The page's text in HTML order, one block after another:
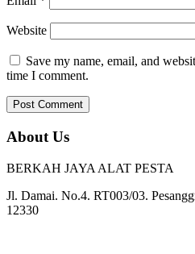
Website
Save my name, email, and
time I comment.
About Us
BERKAH JAYA ALAT PESTA
Jl. Damai. No.4. RT003/03.
12330